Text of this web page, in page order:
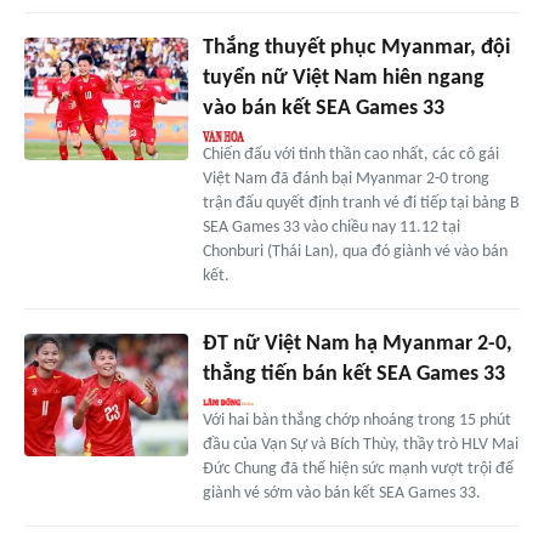
Thắng thuyết phục Myanmar, đội
tuyển nữ Việt Nam hiên ngang
vào bán kết SEA Games 33
Chiến đấu với tinh thần cao nhất, các cô gái
Việt Nam đã đánh bại Myanmar 2-0 trong
trận đấu quyết định tranh vé đi tiếp tại bảng B
SEA Games 33 vào chiều nay 11.12 tại
Chonburi (Thái Lan), qua đó giành vé vào bán
kết.
ĐT nữ Việt Nam hạ Myanmar 2-0,
thẳng tiến bán kết SEA Games 33
Với hai bàn thắng chớp nhoáng trong 15 phút
đầu của Vạn Sự và Bích Thùy, thầy trò HLV Mai
Đức Chung đã thể hiện sức mạnh vượt trội để
giành vé sớm vào bán kết SEA Games 33.